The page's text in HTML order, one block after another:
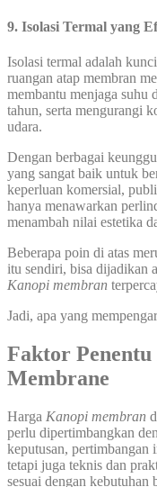
9. Isolasi Termal yang
Isolasi termal adalah
ruangan atap membran
membantu menjaga suhu
tahun, serta mengurangi
udara.
Dengan berbagai
yang sangat baik untuk
keperluan komersial,
hanya menawarkan
menambah nilai estetika
Beberapa poin di atas
itu sendiri, bisa dijadikan
Kanopi membran
Jadi, apa yang
Faktor
Membrane
Harga Kanopi membran
perlu dipertimbangkan
keputusan, pertimbangan
tetapi juga teknis dan
sesuai dengan kebutuhan